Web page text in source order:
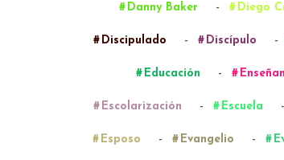
Danny Baker - Diego
Discipulado - Discípulo -
Educación -
Escolarización - Escuela -
Esposo - Evangelio -